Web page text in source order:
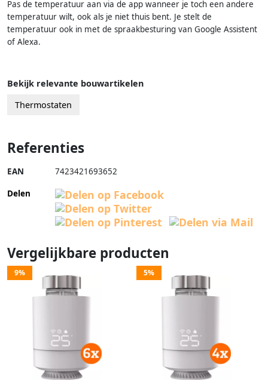
Pas de temperatuur aan via de app wanneer je toch een andere
temperatuur wilt, ook als je niet thuis bent. Je stelt de
temperatuur ook in met de spraakbesturing van Google Assistent
of Alexa.
Bekijk relevante bouwartikelen
Thermostaten
Referenties
EAN 7423421693652
Delen
Vergelijkbare producten
9% 5%